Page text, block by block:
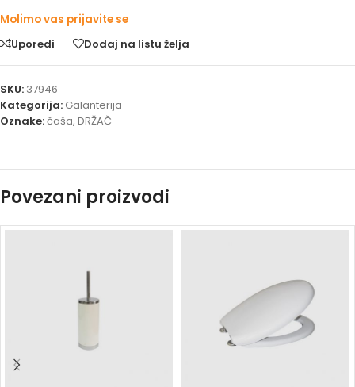
Molimo vas prijavite se
Uporedi
Dodaj na listu želja
SKU: 37946
Kategorija: Galanterija
Oznake:čaša, DRŽAČ
Povezani proizvodi